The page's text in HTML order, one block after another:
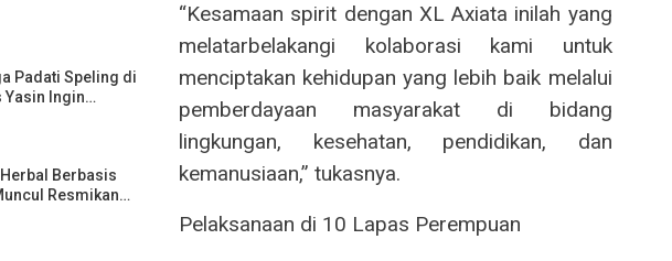
Padati Speling di
Yasin Ingin…
Berbasis
Resmikan…
“Kesamaan spirit dengan XL Axiata inilah yang
melatarbelakangi kolaborasi kami untuk
menciptakan kehidupan yang lebih baik melalui
pemberdayaan masyarakat di bidang
lingkungan, kesehatan, pendidikan, dan
kemanusiaan,” tukasnya.
Pelaksanaan di 10 Lapas Perempuan